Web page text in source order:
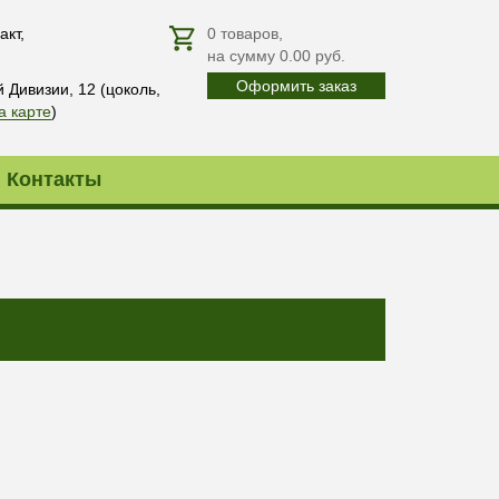
Дивизии, 12 (цоколь,
карте)
0 товаров
на сумму 0.00 руб.
Оформить заказ
Контакты